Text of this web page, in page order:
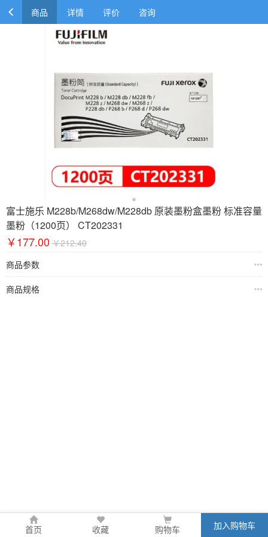
商品 详情 评价 咨询
富士施乐 M228b/M268dw/M228db 原装墨粉盒墨粉 标准容量
墨粉（1200页） CT202331
￥177.00 ￥212.40
商品参数
商品规格
首页 收藏 购物车 加入购物车